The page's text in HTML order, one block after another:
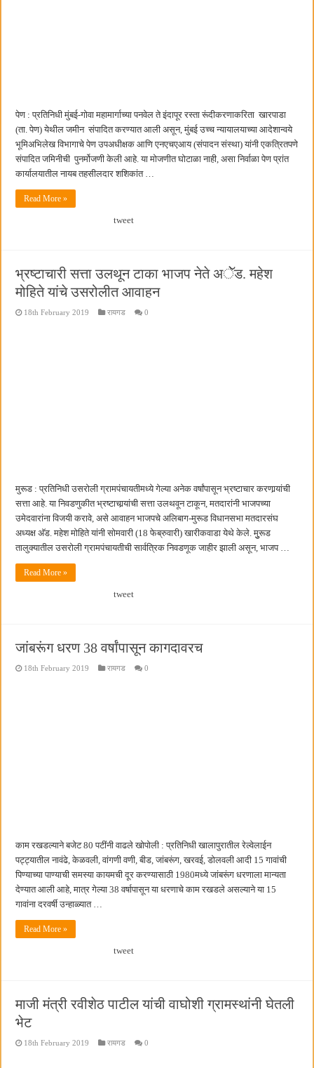
पेण : प्रतिनिधी मुंबई-गोवा महामार्गाच्या पनवेल ते इंदापूर रस्ता रूंदीकरणाकरिता खारपाडा
(ता. पेण) येथील जमीन संपादित करण्यात आली असून, मुंबई उच्च न्यायालयाच्या आदेशान्वये
भूमिअभिलेख विभागाचे पेण उपअधीक्षक आणि एनएचएआय (संपादन संस्था) यांनी एकत्रितपणे
संपादित जमिनीची पुनर्मोजणी केली आहे. या मोजणीत घोटाळा नाही, असा निर्वाळा पेण प्रांत
कार्यालयातील नायब तहसीलदार शशिकांत …
Read More »
tweet
भ्रष्टाचारी सत्ता उलथून टाका भाजप नेते अॅेड. महेश
मोहिते यांचे उसरोलीत आवाहन
18th February 2019 रायगड 0
मुरूड : प्रतिनिधी उसरोली ग्रामपंचायतीमध्ये गेल्या अनेक वर्षांपासून भ्रष्टाचार करणार्‍यांची
सत्ता आहे. या निवडणुकीत भ्रष्टाचार्‍यांची सत्ता उलथवून टाकून, मतदारांनी भाजपच्या
उमेदवारांना विजयी करावे, असे आवाहन भाजपचे अलिबाग-मुरूड विधानसभा मतदारसंघ
अध्यक्ष अ‍ॅड. महेश मोहिते यांनी सोमवारी (18 फेब्रुवारी) खारीकवाडा येथे केले. मुुरूड
तालुक्यातील उसरोली ग्रामपंचायतीची सार्वत्रिक निवडणूक जाहीर झाली असून, भाजप …
Read More »
tweet
जांबरूंग धरण 38 वर्षांपासून कागदावरच
18th February 2019 रायगड 0
काम रखडल्याने बजेट 80 पटींनी वाढले खोपोली : प्रतिनिधी खालापुरातील रेल्वेलाईन
पट्ट्यातील नावंढे, केळवली, वांगणी वणी, बीड, जांबरूंग, खरवई, डोलवली आदी 15 गावांची
पिण्याच्या पाण्याची समस्या कायमची दूर करण्यासाठी 1980मध्ये जांबरूंग धरणाला मान्यता
देण्यात आली आहे, मात्र गेल्या 38 वर्षापासून या धरणाचे काम रखडले असल्याने या 15
गावांना दरवर्षी उन्हाळ्यात …
Read More »
tweet
माजी मंत्री रवीशेठ पाटील यांची वाघोशी ग्रामस्थांनी घेतली
भेट
18th February 2019 रायगड 0